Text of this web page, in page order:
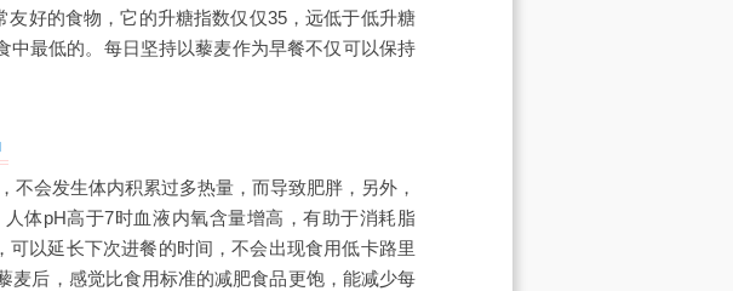
好的食物，它的升糖指数仅仅35，远低于低升糖
最低的。每日坚持以藜麦作为早餐不仅可以保持
会发生体内积累过多热量，而导致肥胖，另外，
体pH高于7时血液内氧含量增高，有助于消耗脂
以延长下次进餐的时间，不会出现食用低卡路里
麦后，感觉比食用标准的减肥食品更饱，能减少每